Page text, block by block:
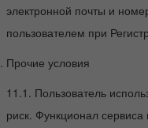
электронной почты и
пользователем при
Прочие условия
11.1. Пользователь
риск. Функционал сервиса